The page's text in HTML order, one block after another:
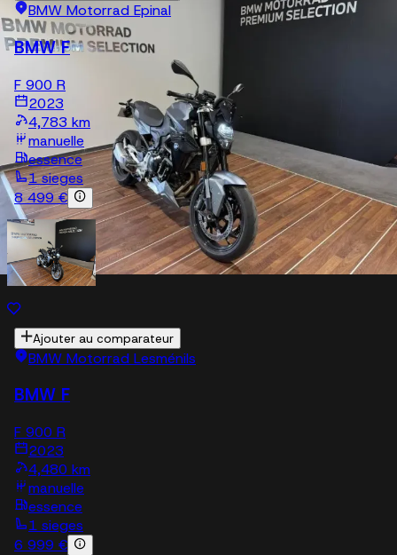
BMW Motorrad Epinal
BMW F
F 900 R
2023
4,783 km
manuelle
essence
1 sieges
8 499 €
Ajouter au comparateur
BMW Motorrad Lesménils
BMW F
F 900 R
2023
4,480 km
manuelle
essence
1 sieges
6 999 €